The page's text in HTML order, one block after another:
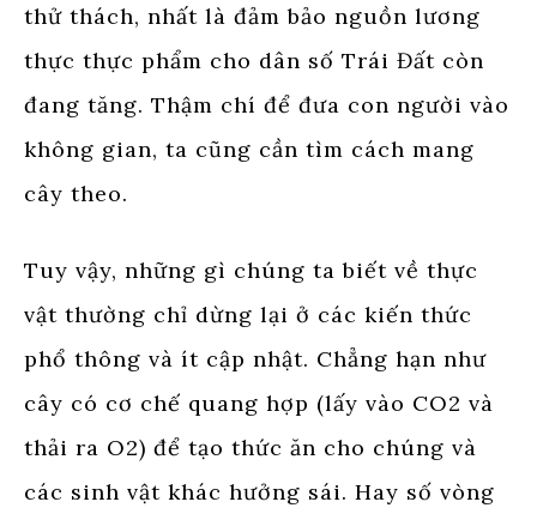
thử thách, nhất là đảm bảo nguồn lương
thực thực phẩm cho dân số Trái Đất còn
đang tăng. Thậm chí để đưa con người vào
không gian, ta cũng cần tìm cách mang
cây theo.
Tuy vậy, những gì chúng ta biết về thực
vật thường chỉ dừng lại ở các kiến thức
phổ thông và ít cập nhật. Chẳng hạn như
cây có cơ chế quang hợp (lấy vào CO2 và
thải ra O2) để tạo thức ăn cho chúng và
các sinh vật khác hưởng sái. Hay số vòng